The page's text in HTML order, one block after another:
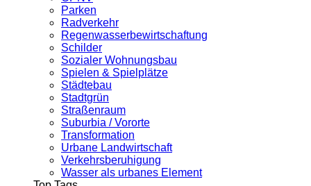
Parken
Radverkehr
Regenwasserbewirtschaftung
Schilder
Sozialer Wohnungsbau
Spielen & Spielplätze
Städtebau
Stadtgrün
Straßenraum
Suburbia / Vororte
Transformation
Urbane Landwirtschaft
Verkehrsberuhigung
Wasser als urbanes Element